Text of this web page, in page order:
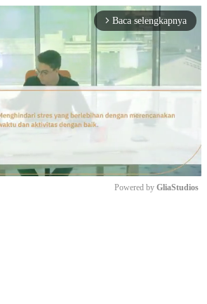
arrow_forward_ios Baca selengkapnya
Powered by GliaStudios